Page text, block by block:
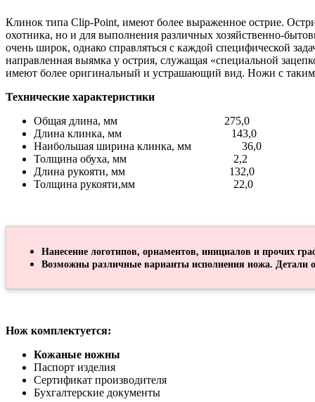
Клинок типа Clip-Point, имеют более выраженное острие.
охотника, но и для выполнения различных хозяйственно-
очень широк, однако справляться с каждой специфической
направленная выямка у острия, служащая «специальной
имеют более оригинальный и устрашающий вид. Ножи с
Технические характеристики
Общая длина, мм 275,0
Длина клинка, мм 143,0
Наибольшая ширина клинка, мм 36,0
Толщина обуха, мм 2,2
Длина рукояти, мм 132,0
Толщина рукояти,мм 22,0
Нанесение логотипов, орнаментов, инициалов и прочих
Возможны различные варианты исполнения ножа. Детали
Нож комплектуется:
Кожаные ножны
Паспорт изделия
Сертификат производителя
Бухгалтерские документы